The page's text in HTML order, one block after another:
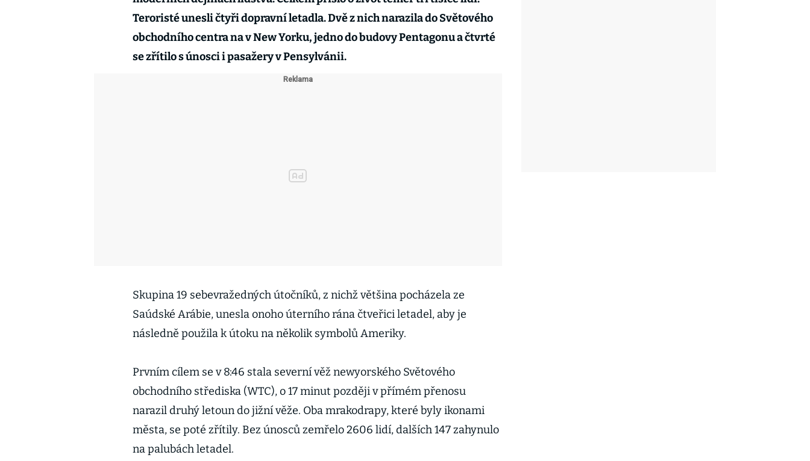
Teroristé unesli čtyři dopravní letadla. Dvě z nich narazila do Světového
obchodního centra na v New Yorku, jedno do budovy Pentagonu a čtvrté
se zřítilo s únosci i pasažery v Pensylvánii.
Skupina 19 sebevražedných útočníků, z nichž většina pocházela ze
Saúdské Arábie, unesla onoho úterního rána čtveřici letadel, aby je
následně použila k útoku na několik symbolů Ameriky.
Prvním cílem se v 8:46 stala severní věž newyorského Světového
obchodního střediska (WTC), o 17 minut později v přímém přenosu
narazil druhý letoun do jižní věže. Oba mrakodrapy, které byly ikonami
města, se poté zřítily. Bez únosců zemřelo 2606 lidí, dalších 147 zahynulo
na palubách letadel.